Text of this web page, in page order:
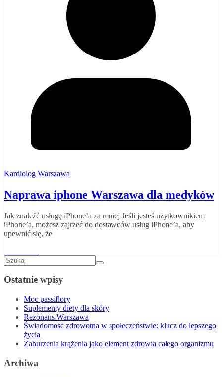
Kardiolog Warszawa
Naprawa iphone Warszawa dla medyków
Jak znaleźć usługę iPhone’a za mniej Jeśli jesteś użytkownikiem
iPhone’a, możesz zajrzeć do dostawców usług iPhone’a, aby
upewnić się, że
Ostatnie wpisy
Moc passiflory
Suplementy diety dla skóry
Rezonans Warszawa
Świadomość zdrowotna w społeczeństwie: klucz do lepszego
życia
Zaburzenia krążenia jako element zdrowia całego organizmu
Archiwa